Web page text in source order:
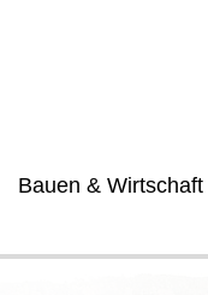
Bauen & Wirtschaft